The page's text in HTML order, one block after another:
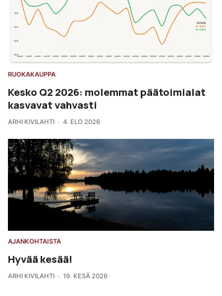
RUOKAKAUPPA
Kesko Q2 2026: molemmat päätoimialat
kasvavat vahvasti
ARHI KIVILAHTI 4. ELO 2026
AJANKOHTAISTA
Hyvää kesää!
ARHI KIVILAHTI 19. KESÄ 2026